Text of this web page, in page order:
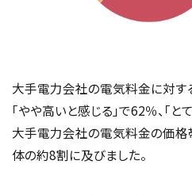
大手電力会社の電気料金に対す
「やや高いと感じる」で62％、「
大手電力会社の電気料金の価格
体の約8割に及びました。